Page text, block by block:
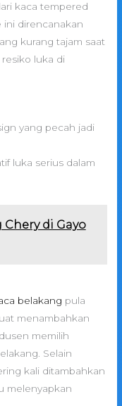
kaca tempered
ini direncanakan
kurang tajam saat
luka di
yang pecah jadi
luka serius dalam
di Gayo
belakang pula
menambahkan
memilih
Selain
kali ditambahkan
melenyapkan